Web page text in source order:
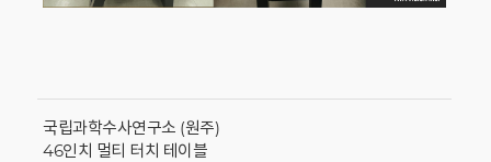
국립과학수사연구소 (원주)
46인치 멀티 터치 테이블